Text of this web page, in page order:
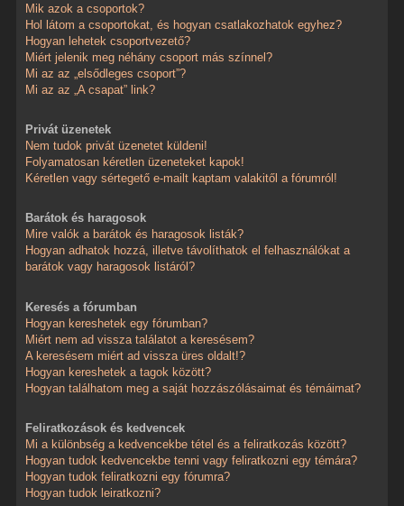
Mik azok a csoportok?
Hol látom a csoportokat, és hogyan csatlakozhatok egyhez?
Hogyan lehetek csoportvezető?
Miért jelenik meg néhány csoport más színnel?
Mi az az „elsődleges csoport”?
Mi az az „A csapat” link?
Privát üzenetek
Nem tudok privát üzenetet küldeni!
Folyamatosan kéretlen üzeneteket kapok!
Kéretlen vagy sértegető e-mailt kaptam valakitől a fórumról!
Barátok és haragosok
Mire valók a barátok és haragosok listák?
Hogyan adhatok hozzá, illetve távolíthatok el felhasználókat a
barátok vagy haragosok listáról?
Keresés a fórumban
Hogyan kereshetek egy fórumban?
Miért nem ad vissza találatot a keresésem?
A keresésem miért ad vissza üres oldalt!?
Hogyan kereshetek a tagok között?
Hogyan találhatom meg a saját hozzászólásaimat és témáimat?
Feliratkozások és kedvencek
Mi a különbség a kedvencekbe tétel és a feliratkozás között?
Hogyan tudok kedvencekbe tenni vagy feliratkozni egy témára?
Hogyan tudok feliratkozni egy fórumra?
Hogyan tudok leiratkozni?